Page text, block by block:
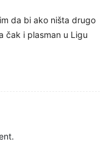
da bi ako ništa drugo
čak i plasman u Ligu